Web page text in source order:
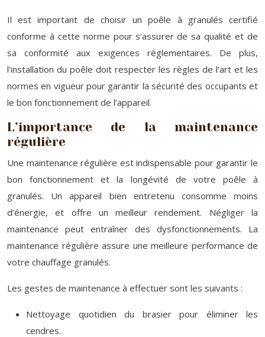
Il est important de choisir un poêle à granulés certifié
conforme à cette norme pour s’assurer de sa qualité et de
sa conformité aux exigences réglementaires. De plus,
l’installation du poêle doit respecter les règles de l’art et les
normes en vigueur pour garantir la sécurité des occupants et
le bon fonctionnement de l’appareil.
L’importance de la maintenance
régulière
Une maintenance régulière est indispensable pour garantir le
bon fonctionnement et la longévité de votre poêle à
granulés. Un appareil bien entretenu consomme moins
d’énergie, et offre un meilleur rendement. Négliger la
maintenance peut entraîner des dysfonctionnements. La
maintenance régulière assure une meilleure performance de
votre chauffage granulés.
Les gestes de maintenance à effectuer sont les suivants :
Nettoyage quotidien du brasier pour éliminer les
cendres.